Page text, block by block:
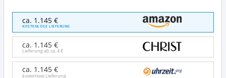
JUNGHANS
max
Bill
Unisex-
Funkuhr
Mega
Solar
ca. 1.145 €
KOSTENLOSE LIEFERUNG
ca. 1.145 €
Lieferung ab ca.4 €
ca. 1.145 €
kostenlose Lieferung